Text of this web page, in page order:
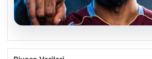
05.08.2026
Mohamed Salah transferinin